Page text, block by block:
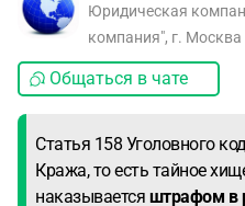
Юридическая
компания", г. Москва
Общаться в чате
Статья 158 Уголовного
Кража, то есть тайное
наказывается штрафом в